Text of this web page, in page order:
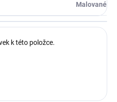
Malované
k této položce.